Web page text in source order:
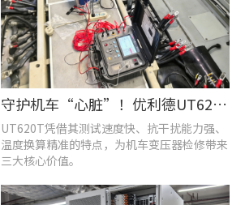
守护机车“心脏”！优利德UT620T助力HXD3C主变压器高效检修
UT620T凭借其测试速度快、抗干扰能力强、
温度换算精准的特点，为机车变压器检修带来
三大核心价值。